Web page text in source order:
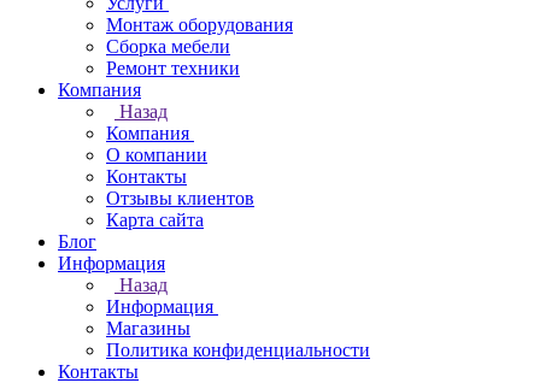
Монтаж оборудования
Сборка мебели
Ремонт техники
Компания
Назад
Компания
О компании
Контакты
Отзывы клиентов
Карта сайта
Блог
Информация
Назад
Информация
Магазины
Политика конфиденциальности
Контакты